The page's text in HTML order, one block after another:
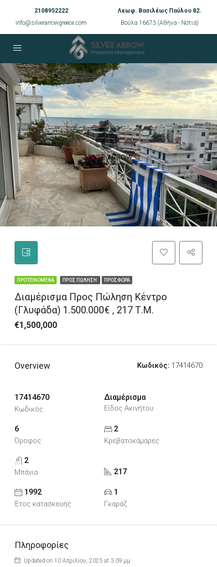
2108952222
info@silverarrowgreece.com
Λεωφ. Βασιλέως Παύλου 82.
Βούλα 16673 (Αθήνα - Νότια)
ΠΡΟΤΕΙΝΌΜΕΝΑ ΠΡΟΣ ΠΏΛΗΣΗ ΠΡΟΣΦΟΡΆ
Διαμέρισμα Προς Πώληση Κέντρο
(Γλυφάδα) 1.500.000€ , 217 Τ.Μ.
€1,500,000
Overview Κωδικός: 17414670
17414670
Κωδικός
Διαμέρισμα
Είδος Ακινήτου
6
Όροφος
2
Κρεβατοκάμαρες
2
Μπάνια 217
1992
Έτος κατασκευής
1
Γκαράζ
Πληροφορίες
Updated on 10 Απριλίου, 2025 at 3:09 μμ